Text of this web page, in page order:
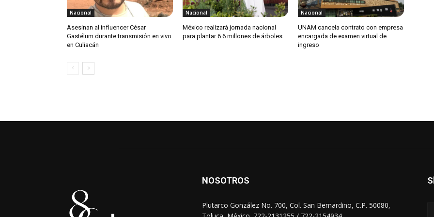
Nacional
Asesinan al influencer César
Gastélum durante transmisión en vivo
en Culiacán
Nacional
México realizará jornada nacional
para plantar 6.6 millones de árboles
Nacional
UNAM cancela contrato con empresa
encargada de examen virtual de
ingreso
NOSOTROS
Plutarco González No. 700, Col. San Bernardino, C.P. 50080,